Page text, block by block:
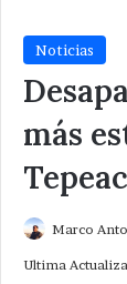
Noticias
más
Marco
Ultima